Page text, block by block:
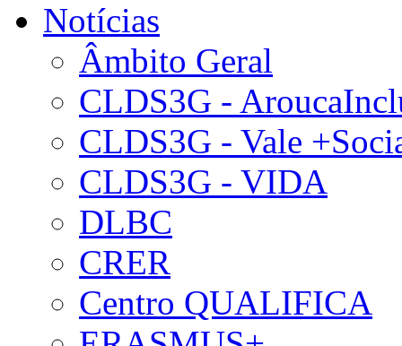
Notícias
Âmbito Geral
CLDS3G -
CLDS3G - Vale
CLDS3G - VIDA
DLBC
CRER
Centro QUALIFICA